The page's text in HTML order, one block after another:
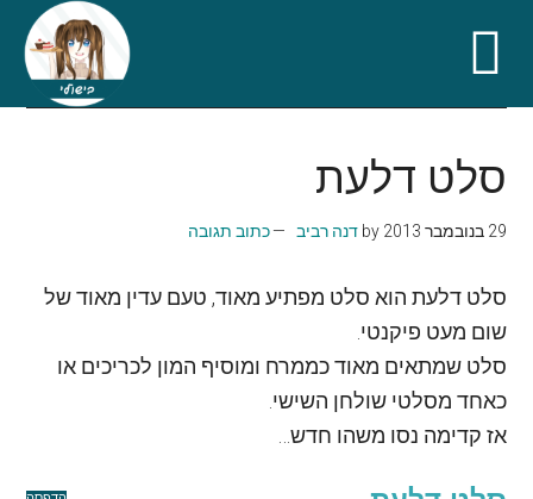
main
content
secondary
menu
primary
sidebar
footer
סלט דלעת
29 בנובמבר 2013 by דנה רביב כתוב תגובה
סלט דלעת הוא סלט מפתיע מאוד, טעם עדין מאוד של
שום מעט פיקנטי.
סלט שמתאים מאוד כממרח ומוסיף המון לכריכים או
כאחד מסלטי שולחן השישי.
אז קדימה נסו משהו חדש…